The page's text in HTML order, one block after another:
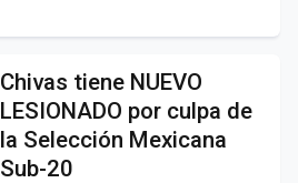
Chivas tiene NUEVO
LESIONADO por culpa de
la Selección Mexicana
Sub-20